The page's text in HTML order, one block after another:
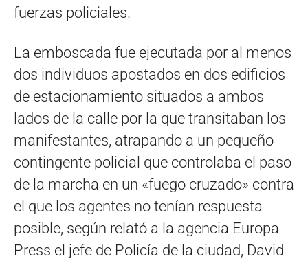
fuerzas policiales.
La emboscada fue ejecutada por al menos
dos individuos apostados en dos edificios
de estacionamiento situados a ambos
lados de la calle por la que transitaban los
manifestantes, atrapando a un pequeño
contingente policial que controlaba el paso
de la marcha en un «fuego cruzado» contra
el que los agentes no tenían respuesta
posible, según relató a la agencia Europa
Press el jefe de Policía de la ciudad, David